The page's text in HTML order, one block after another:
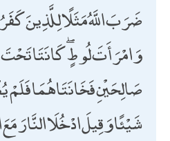
ضَرَبَ اللَّهُ مَثَلًا لِلَّذِينَ
وَامْرَأَتَ لُوطٍ ۖ كَانَتَا
صَالِحَيْنِ فَخَانَتَاهُمَا فَلَمْ
شَيْئًا وَقِيلَ ادْخُلَا النَّارَ